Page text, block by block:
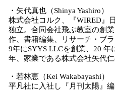
・矢代真也（Shinya Yashiro）
株式会社コルク、『WIRED』
独立。合同会社飛ぶ教室の創
作、書籍編集、リサーチ・ブ
9年にSYYS LLCを創業、20 年
年、家業である株式会社矢代仁
・若林恵（Kei Wakabayashi）
平凡社に入社し『月刊太陽』